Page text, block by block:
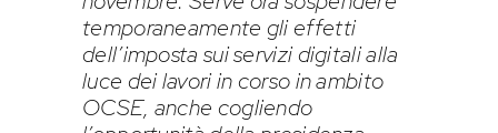
temporaneamente gli effetti
dell’imposta sui servizi digitali alla
luce dei lavori in corso in ambito
OCSE, anche cogliendo